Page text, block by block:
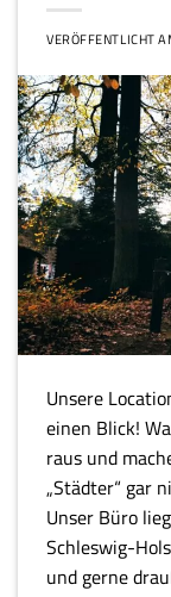
VERÖFFENTLICHT
Unsere
einen Blick!
raus und
„Städter“ gar
Unser Büro
Schleswig-
und gerne